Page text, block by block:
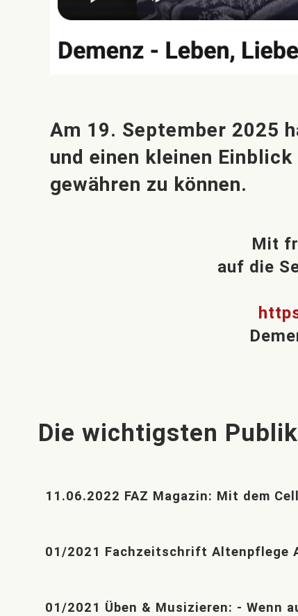
Am 19. September 2025
und einen kleinen
gewähren zu können.
Mit
auf die
Die wichtigsten
11.06.2022 FAZ Magazin: Mit dem
01/2021 Fachzeitschrift Altenpflege
01/2021 Üben & Musizieren: - Wenn